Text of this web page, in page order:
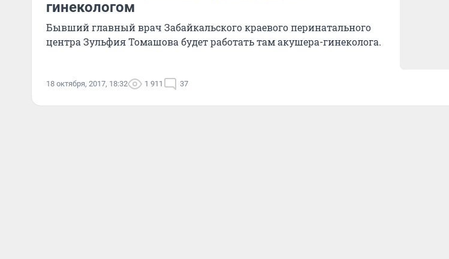
гинекологом
Бывший главный врач Забайкальского краевого перинатального
центра Зульфия Томашова будет работать там акушера-гинеколога.
18 октября, 2017, 18:32 1 911 37